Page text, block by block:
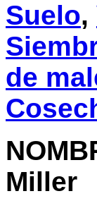
Suelo,
de
Miller